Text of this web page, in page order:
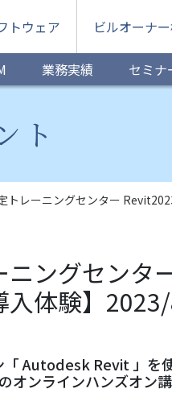
トウェア ビルオーナ
業務実績 セミナ
ト
トレーニングセンター
ングセンタ
入体験】
Autodesk Revit 」を
ンラインハンズオン講